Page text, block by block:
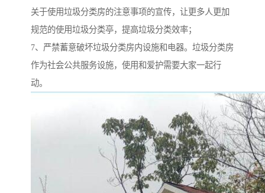
关于使用垃圾分类房的注意事项的宣传，让更多人更加
规范的使用垃圾分类亭，提高垃圾分类效率；
7、严禁蓄意破坏垃圾分类房内设施和电器。垃圾分类房
作为社会公共服务设施，使用和爱护需要大家一起行
动。